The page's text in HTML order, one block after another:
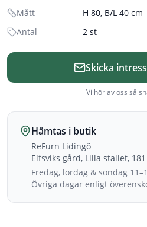
Mått
H 80, B/L 40 cm
Antal
2 st
Skicka
Vi hör av oss så
Hämtas i butik
ReFurn Lidingö
Elfsviks gård, Lilla stallet,
Fredag, lördag & söndag
Övriga dagar enligt